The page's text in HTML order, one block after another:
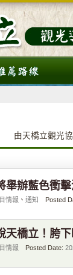
由天橋立觀光
舉辦藍色衝
情報 、 通知 Posted
天橋立！胯
情報 Posted Date: